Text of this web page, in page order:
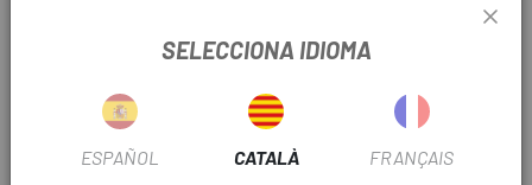
Sabor: Lollipop
SELECCIONA IDIOMA
ESPAÑOL CATALÀ FRANÇAIS